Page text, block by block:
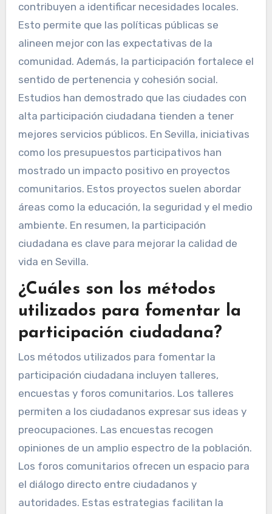
contribuyen a identificar necesidades locales.
Esto permite que las políticas públicas se
alineen mejor con las expectativas de la
comunidad. Además, la participación fortalece el
sentido de pertenencia y cohesión social.
Estudios han demostrado que las ciudades con
alta participación ciudadana tienden a tener
mejores servicios públicos. En Sevilla, iniciativas
como los presupuestos participativos han
mostrado un impacto positivo en proyectos
comunitarios. Estos proyectos suelen abordar
áreas como la educación, la seguridad y el medio
ambiente. En resumen, la participación
ciudadana es clave para mejorar la calidad de
vida en Sevilla.
¿Cuáles son los métodos
utilizados para fomentar la
participación ciudadana?
Los métodos utilizados para fomentar la
participación ciudadana incluyen talleres,
encuestas y foros comunitarios. Los talleres
permiten a los ciudadanos expresar sus ideas y
preocupaciones. Las encuestas recogen
opiniones de un amplio espectro de la población.
Los foros comunitarios ofrecen un espacio para
el diálogo directo entre ciudadanos y
autoridades. Estas estrategias facilitan la